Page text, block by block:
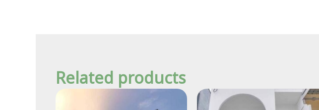
Related products